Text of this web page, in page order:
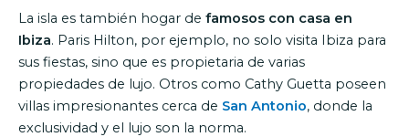
La isla es también hogar de famosos con casa en
Ibiza. Paris Hilton, por ejemplo, no solo visita Ibiza para
sus fiestas, sino que es propietaria de varias
propiedades de lujo. Otros como Cathy Guetta poseen
villas impresionantes cerca de San Antonio, donde la
exclusividad y el lujo son la norma.